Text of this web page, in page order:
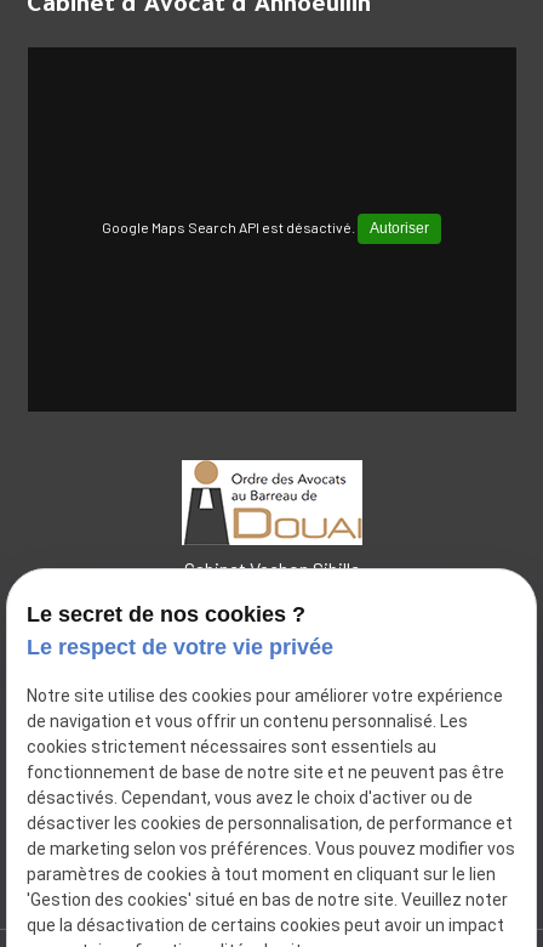
Cabinet d'Avocat d'Annoeullin
Google Maps Search API est désactivé. Autoriser
Cabinet Vachon Sibille
place
44 place Charles de Pollinchove
59500DOUAI
place
14 Bis Rue Pierre Ogée
59112ANNŒULLIN
phone 06.31.55.36.36
Le secret de nos cookies ?
Le respect de votre vie privée
Notre site utilise des cookies pour améliorer votre expérience
de navigation et vous offrir un contenu personnalisé. Les
cookies strictement nécessaires sont essentiels au
fonctionnement de base de notre site et ne peuvent pas être
désactivés. Cependant, vous avez le choix d'activer ou de
désactiver les cookies de personnalisation, de performance et
de marketing selon vos préférences. Vous pouvez modifier vos
paramètres de cookies à tout moment en cliquant sur le lien
'Gestion des cookies' situé en bas de notre site. Veuillez noter
que la désactivation de certains cookies peut avoir un impact